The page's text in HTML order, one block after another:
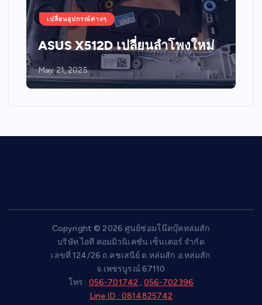
เปลี่ยนอุปกรณ์ต่างๆ
ASUS X512D เปลี่ยนลำโพงใหม่
May 21, 2025
Copyright © 2026 ศูนย์ซ่อมโน๊ตบุ๊คหล่มสัก
บริษัท ไอที คอมมิวนิเคชั่น เซ็นเตอร์ จำกัด
เลขที่ 124/26 ถ.คชเสนีย์ ต.หล่มสัก อ.หล่มสัก
จ.เพชรบูรณ์ 67110
โทร : 056-701742 , 056-702396
Line ID : 0814825742